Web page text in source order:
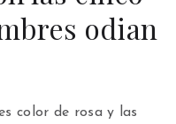
odian
color de rosa y las